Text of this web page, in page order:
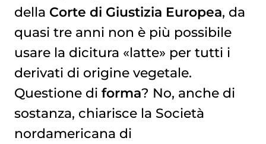
della Corte di Giustizia Europea, da
quasi tre anni non è più possibile
usare la dicitura «latte» per tutti i
derivati di origine vegetale.
Questione di forma? No, anche di
sostanza, chiarisce la Società
nordamericana di